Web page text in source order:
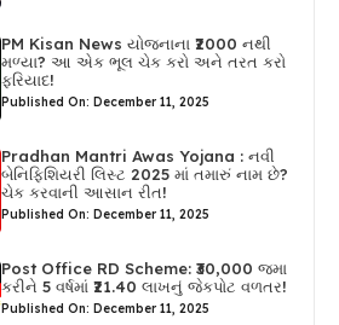
PM Kisan News યોજનાના ₹2000 નથી
મળ્યા? આ એક ભૂલ ચેક કરો અને તરત કરો
ફરિયાદ!
Published On: December 11, 2025
Pradhan Mantri Awas Yojana : નવી
બેનિફિશિયરી લિસ્ટ 2025 માં તમારું નામ છે?
ચેક કરવાની આસાન રીત!
Published On: December 11, 2025
Post Office RD Scheme: ₹30,000 જમા
કરીને 5 વર્ષમાં ₹21.40 લાખનું જેકપોટ વળતર!
Published On: December 11, 2025